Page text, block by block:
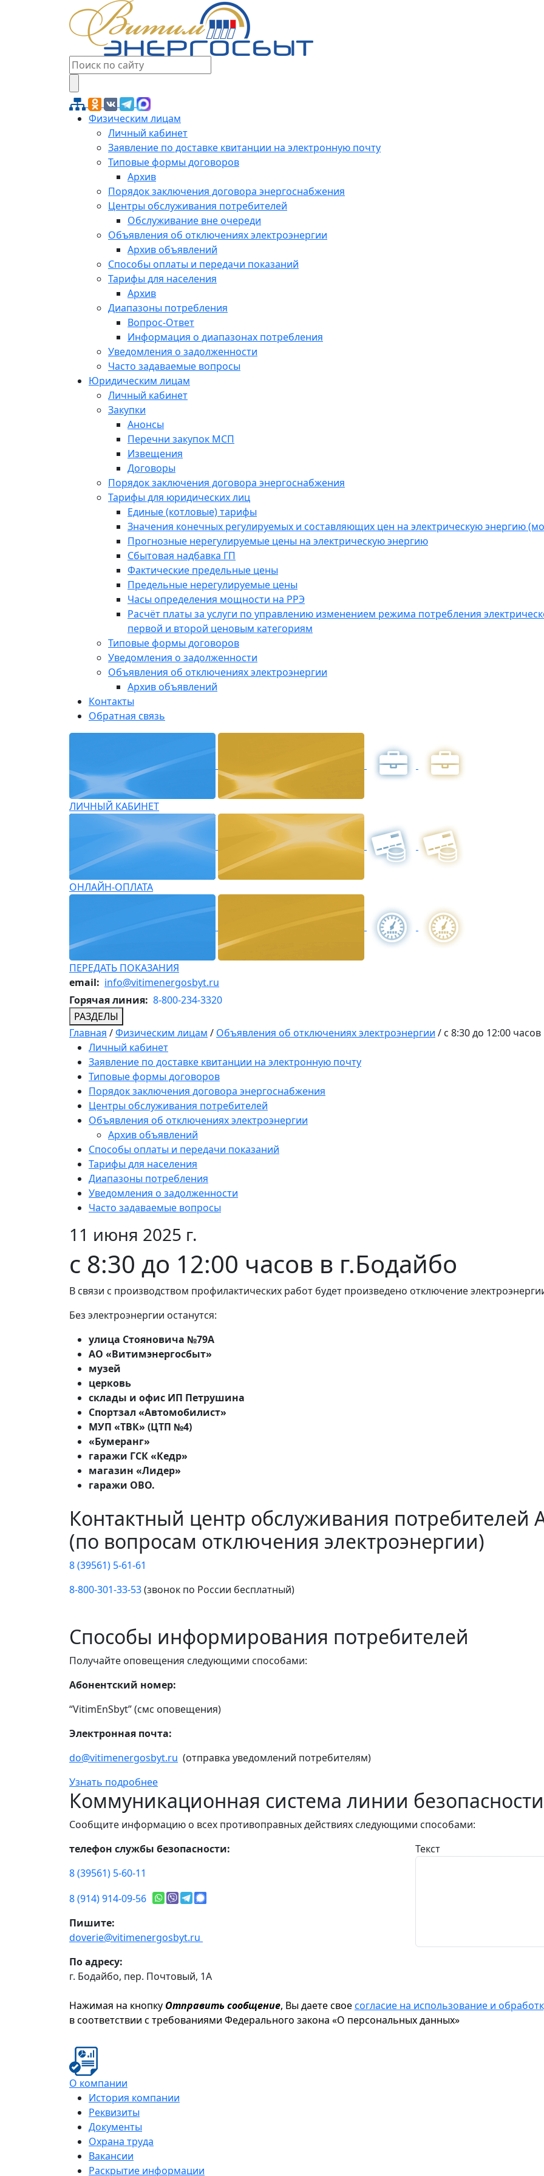
Физическим лицам
Личный кабинет
Заявление по доставке квитанции на электронную почту
Типовые формы договоров
Архив
Порядок заключения договора энергоснабжения
Центры обслуживания потребителей
Обслуживание вне очереди
Объявления об отключениях электроэнергии
Архив объявлений
Способы оплаты и передачи показаний
Тарифы для населения
Архив
Диапазоны потребления
Вопрос-Ответ
Информация о диапазонах потребления
Уведомления о задолженности
Часто задаваемые вопросы
Юридическим лицам
Личный кабинет
Закупки
Анонсы
Перечни закупок МСП
Извещения
Договоры
Порядок заключения договора энергоснабжения
Тарифы для юридических лиц
Единые (котловые) тарифы
Значения конечных регулируемых и составляющих цен на электрическую энергию
Прогнозные нерегулируемые цены на электрическую энергию
Сбытовая надбавка ГП
Фактические предельные цены
Предельные нерегулируемые цены
Часы определения мощности на РРЭ
Расчёт платы за услуги по управлению изменением режима потребления
первой и второй ценовым категориям
Типовые формы договоров
Уведомления о задолженности
Объявления об отключениях электроэнергии
Архив объявлений
Контакты
Обратная связь
ЛИЧНЫЙ КАБИНЕТ
ОНЛАЙН-ОПЛАТА
ПЕРЕДАТЬ ПОКАЗАНИЯ
email: info@vitimenergosbyt.ru
Горячая линия: 8-800-234-3320
РАЗДЕЛЫ
Главная /Физическим лицам / Объявления об отключениях электроэнергии / с 8:30 до 12:00
Личный кабинет
Заявление по доставке квитанции на электронную почту
Типовые формы договоров
Порядок заключения договора энергоснабжения
Центры обслуживания потребителей
Объявления об отключениях электроэнергии
Архив объявлений
Способы оплаты и передачи показаний
Тарифы для населения
Диапазоны потребления
Уведомления о задолженности
Часто задаваемые вопросы
11 июня 2025 г.
с 8:30 до 12:00 часов в г.Бодайбо
В связи с производством профилактических работ будет произведено отключение
Без электроэнергии останутся:
улица Стояновича №79А
АО «Витимэнергосбыт»
музей
церковь
склады и офис ИП Петрушина
Спортзал «Автомобилист»
МУП «ТВК» (ЦТП №4)
«Бумеранг»
гаражи ГСК «Кедр»
магазин «Лидер»
гаражи ОВО.
Контактный центр обслуживания потребителей
(по вопросам отключения электроэнергии)
8 (39561) 5-61-61
8-800-301-33-53(звонок по России бесплатный)
Способы информирования потребителей
Получайте оповещения следующими способами:
Абонентский номер:
“VitimEnSbyt” (смс оповещения)
Электронная почта:
do@vitimenergosbyt.ru (отправка уведомлений потребителям)
Узнать подробнее
Коммуникационная система линии безопасности
Сообщите информацию о всех противоправных действиях следующими способами:
телефон службы безопасности:
8 (39561) 5-60-11
8 (914) 914-09-56
Пишите:
doverie@vitimenergosbyt.ru
По адресу:
г. Бодайбо, пер. Почтовый, 1А
Текст
Нажимая на кнопку Отправить сообщение, Вы даете своесогласие на использование и
в соответствии с требованиями Федерального закона «О персональных данных»
О компании
История компании
Реквизиты
Документы
Охрана труда
Вакансии
Раскрытие информации